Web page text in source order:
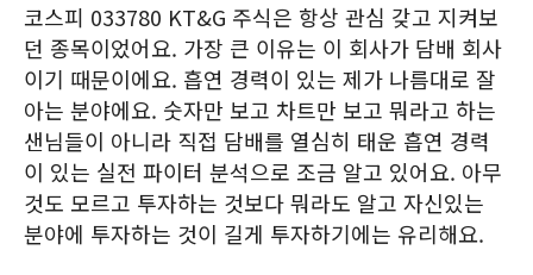
코스피 033780 KT&G 주식은 항상 관심 갖고 지켜보
던 종목이었어요. 가장 큰 이유는 이 회사가 담배 회사
이기 때문이에요. 흡연 경력이 있는 제가 나름대로 잘
아는 분야에요. 숫자만 보고 차트만 보고 뭐라고 하는
샌님들이 아니라 직접 담배를 열심히 태운 흡연 경력
이 있는 실전 파이터 분석으로 조금 알고 있어요. 아무
것도 모르고 투자하는 것보다 뭐라도 알고 자신있는
분야에 투자하는 것이 길게 투자하기에는 유리해요.